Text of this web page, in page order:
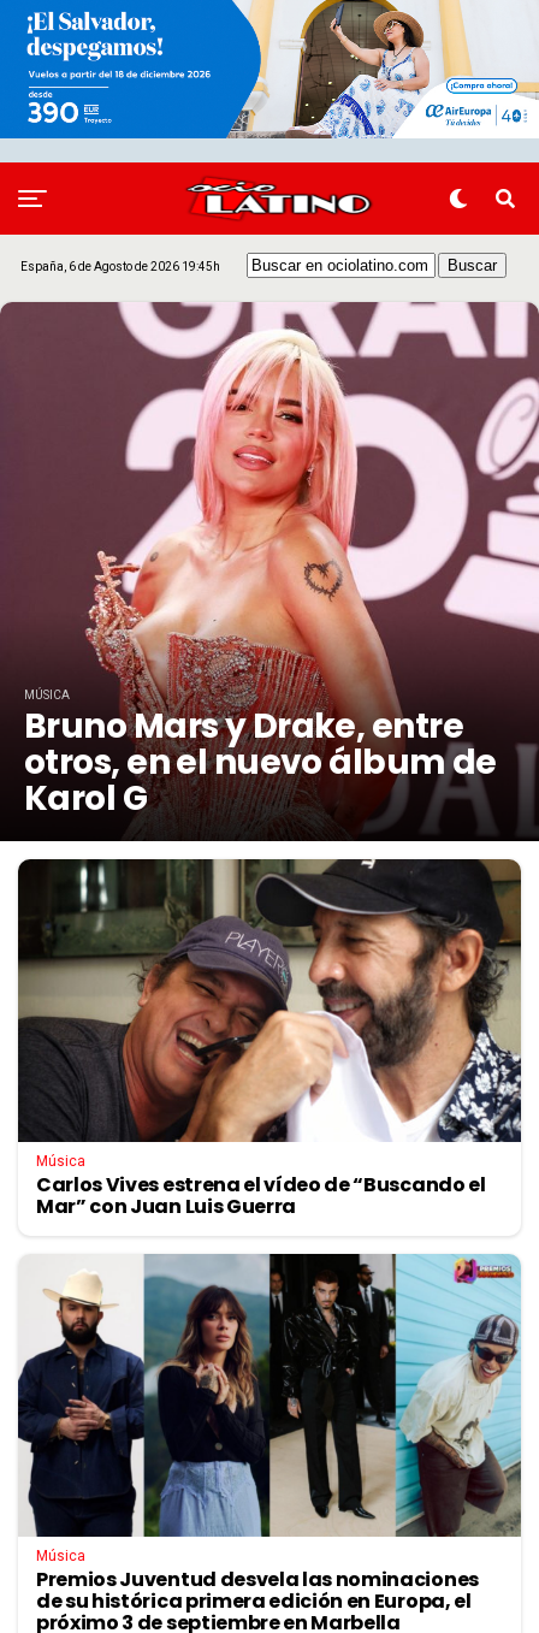
España, 6 de Agosto de 2026 19:45h
MÚSICA
Bruno Mars y Drake, entre
otros, en el nuevo álbum de
Karol G
Música
Carlos Vives estrena el vídeo de “Buscando el
Mar” con Juan Luis Guerra
Música
Premios Juventud desvela las nominaciones
de su histórica primera edición en Europa, el
próximo 3 de septiembre en Marbella